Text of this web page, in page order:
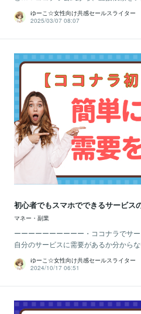
ゆーこ☆女性向け共感セールスライター
2025/03/07 08:07
初心者でもスマホでできるサービス
マネー・副業
ーーーーーーーーーー・ココナラでサ
自分のサービスに需要があるか分から
ゆーこ☆女性向け共感セールスライター
2024/10/17 06:51